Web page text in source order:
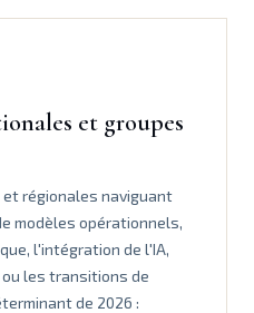
et groupes
régionales naviguant
modèles opérationnels,
l'intégration de l'IA,
les transitions de
de 2026 :